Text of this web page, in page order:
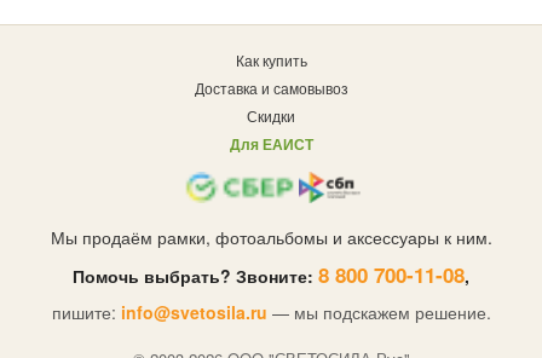
Как купить
Доставка и самовывоз
Скидки
Для ЕАИСТ
Мы продаём рамки, фотоальбомы и аксессуары к ним.
Помочь выбрать? Звоните: 8 800 700-11-08,
пишите: info@svetosila.ru — мы подскажем решение.